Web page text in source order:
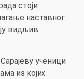
стоји
наставног
видљив
ученици
из којих